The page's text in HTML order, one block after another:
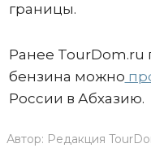
границы.
Ранее TourDom.ru
бензина можно
России в Абхазию.
Автор: Редакция